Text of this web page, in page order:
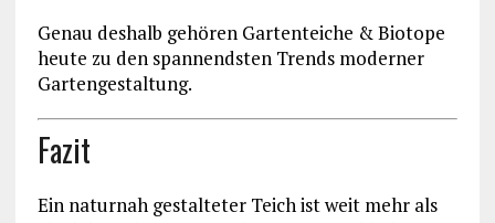
Genau deshalb gehören Gartenteiche & Biotope
heute zu den spannendsten Trends moderner
Gartengestaltung.
Fazit
Ein naturnah gestalteter Teich ist weit mehr als